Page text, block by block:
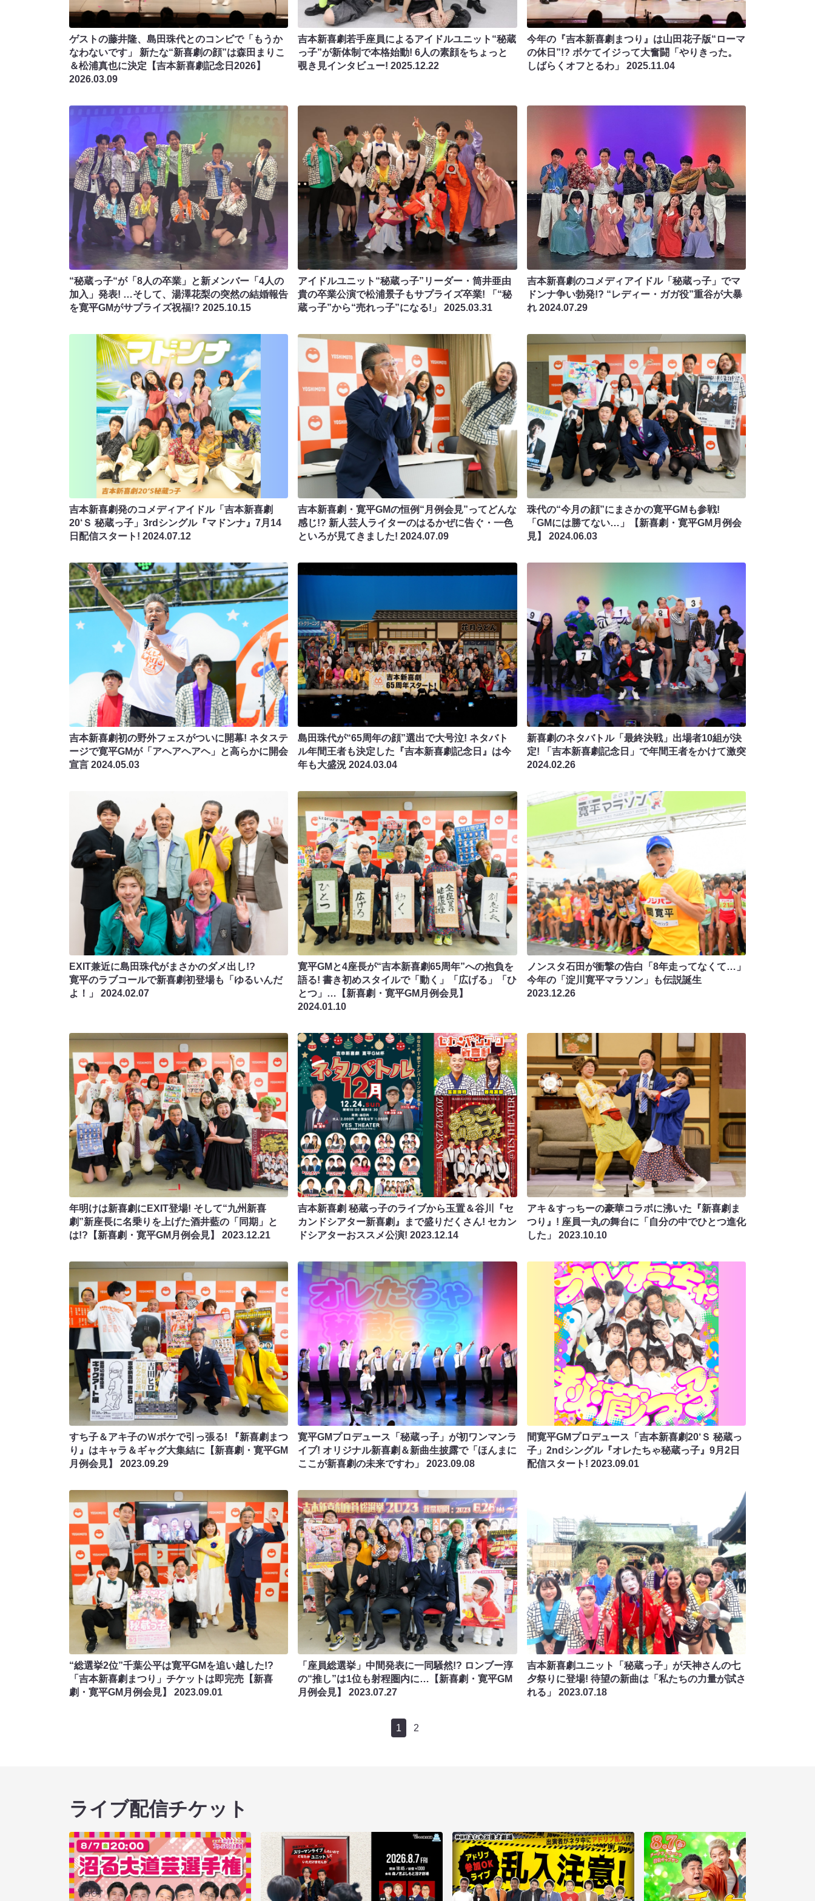
ゲストの藤井隆、島田珠代とのコンビで「もうか
なわないです」 新たな“新喜劇の顔”は森田まりこ
＆松浦真也に決定【吉本新喜劇記念日2026】
2026.03.09
吉本新喜劇若手座員によるアイドルユニット“秘蔵
っ子”が新体制で本格始動! 6人の素顔をちょっと
覗き見インタビュー!2025.12.22
今年の『吉本新喜劇まつり』は山田花子版“ローマ
の休日”!? ボケてイジって大奮闘「やりきった。
しばらくオフとるわ」 2025.11.04
“秘蔵っ子“が「8人の卒業」と新メンバー「4人の
加入」発表! …そして、湯澤花梨の突然の結婚報告
を寛平GMがサプライズ祝福!? 2025.10.15
アイドルユニット“秘蔵っ子”リーダー・筒井亜由
貴の卒業公演で松浦景子もサプライズ卒業! 「“秘
蔵っ子”から“売れっ子”になる!」2025.03.31
吉本新喜劇のコメディアイドル「秘蔵っ子」でマ
ドンナ争い勃発!? “レディー・ガガ役”重谷が大暴
れ 2024.07.29
吉本新喜劇発のコメディアイドル「吉本新喜劇
20‘Ｓ 秘蔵っ子」3rdシングル『マドンナ』7月14
日配信スタート! 2024.07.12
吉本新喜劇・寛平GMの恒例“月例会見”ってどんな
感じ!? 新人芸人ライターのはるかぜに告ぐ・一色
といろが見てきました!2024.07.09
珠代の“今月の顔”にまさかの寛平GMも参戦!
「GMには勝てない…」【新喜劇・寛平GM月例会
見】 2024.06.03
吉本新喜劇初の野外フェスがついに開幕! ネタステ
ージで寛平GMが「アヘアヘアヘ」と高らかに開会
宣言 2024.05.03
島田珠代が“65周年の顔”選出で大号泣! ネタバト
ル年間王者も決定した『吉本新喜劇記念日』は今
年も大盛況2024.03.04
新喜劇のネタバトル「最終決戦」出場者10組が決
定! 「吉本新喜劇記念日」で年間王者をかけて激突
2024.02.26
EXIT兼近に島田珠代がまさかのダメ出し!?
寛平のラブコールで新喜劇初登場も「ゆるいんだ
よ！」 2024.02.07
寛平GMと4座長が“吉本新喜劇65周年”への抱負を
語る! 書き初めスタイルで「動く」「広げる」「ひ
とつ」…【新喜劇・寛平GM月例会見】
2024.01.10
ノンスタ石田が衝撃の告白「8年走ってなくて…」
今年の「淀川寛平マラソン」も伝説誕生
2023.12.26
年明けは新喜劇にEXIT登場! そして“九州新喜
劇”新座長に名乗りを上げた酒井藍の「同期」と
は!?【新喜劇・寛平GM月例会見】 2023.12.21
吉本新喜劇 秘蔵っ子のライブから玉置＆谷川『セ
カンドシアター新喜劇』まで盛りだくさん! セカン
ドシアターおススメ公演!2023.12.14
アキ＆すっちーの豪華コラボに沸いた『新喜劇ま
つり』! 座員一丸の舞台に「自分の中でひとつ進化
した」 2023.10.10
すち子＆アキ子のＷボケで引っ張る! 『新喜劇まつ
り』はキャラ＆ギャグ大集結に【新喜劇・寛平GM
月例会見】 2023.09.29
寛平GMプロデュース「秘蔵っ子」が初ワンマンラ
イブ! オリジナル新喜劇＆新曲生披露で「ほんまに
ここが新喜劇の未来ですわ」2023.09.08
間寛平GMプロデュース「吉本新喜劇20‘Ｓ 秘蔵っ
子」2ndシングル『オレたちゃ秘蔵っ子』9月2日
配信スタート! 2023.09.01
“総選挙2位”千葉公平は寛平GMを追い越した!?
「吉本新喜劇まつり」チケットは即完売【新喜
劇・寛平GM月例会見】 2023.09.01
「座員総選挙」中間発表に一同騒然!? ロンブー淳
の“推し”は1位も射程圏内に…【新喜劇・寛平GM
月例会見】2023.07.27
吉本新喜劇ユニット「秘蔵っ子」が天神さんの七
夕祭りに登場! 待望の新曲は「私たちの力量が試さ
れる」 2023.07.18
1 2
ライブ配信チケット